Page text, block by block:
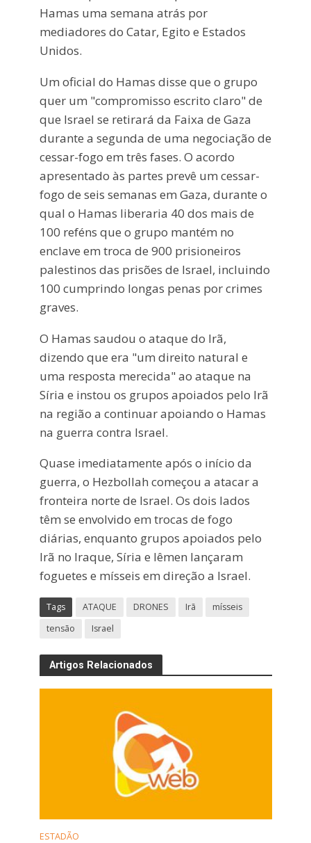
Hamas uma semana atrás por
mediadores do Catar, Egito e Estados
Unidos.
Um oficial do Hamas disse que o grupo
quer um "compromisso escrito claro" de
que Israel se retirará da Faixa de Gaza
durante a segunda de uma negociação de
cessar-fogo em três fases. O acordo
apresentado às partes prevê um cessar-
fogo de seis semanas em Gaza, durante o
qual o Hamas liberaria 40 dos mais de
100 reféns que o grupo mantém no
enclave em troca de 900 prisioneiros
palestinos das prisões de Israel, incluindo
100 cumprindo longas penas por crimes
graves.
O Hamas saudou o ataque do Irã,
dizendo que era "um direito natural e
uma resposta merecida" ao ataque na
Síria e instou os grupos apoiados pelo Irã
na região a continuar apoiando o Hamas
na guerra contra Israel.
Quase imediatamente após o início da
guerra, o Hezbollah começou a atacar a
fronteira norte de Israel. Os dois lados
têm se envolvido em trocas de fogo
diárias, enquanto grupos apoiados pelo
Irã no Iraque, Síria e Iêmen lançaram
foguetes e mísseis em direção a Israel.
Tags ATAQUE DRONES Irã
mísseis
tensão
Israel
Artigos Relacionados
ESTADÃO